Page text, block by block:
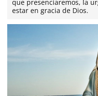
que presenciaremos, la
estar en gracia de Dios.